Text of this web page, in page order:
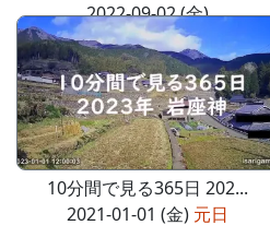
2022-09-02 (金)
10分間で見る365日 202...
2021-01-01 (金) 元日